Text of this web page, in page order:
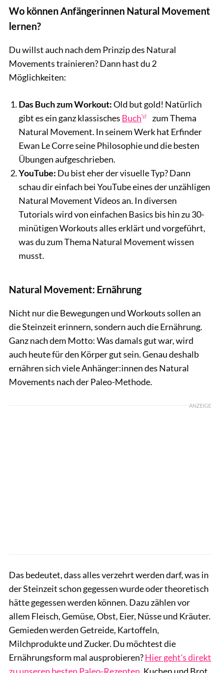
Wo können Anfängerinnen Natural Movement
lernen?
Du willst auch nach dem Prinzip des Natural
Movements trainieren? Dann hast du 2
Möglichkeiten:
Das Buch zum Workout:Old but gold! Natürlich
gibt es ein ganz klassisches Buch
zum Thema
Natural Movement. In seinem Werk hat Erfinder
Ewan Le Corre seine Philosophie und die besten
Übungen aufgeschrieben.
YouTube: Du bist eher der visuelle Typ? Dann
schau dir einfach bei YouTube eines der unzähligen
Natural Movement Videos an. In diversen
Tutorials wird von einfachen Basics bis hin zu 30-
minütigen Workouts alles erklärt und vorgeführt,
was du zum Thema Natural Movement wissen
musst.
Natural Movement: Ernährung
Nicht nur die Bewegungen und Workouts sollen an
die Steinzeit erinnern, sondern auch die Ernährung.
Ganz nach dem Motto: Was damals gut war, wird
auch heute für den Körper gut sein. Genau deshalb
ernähren sich viele Anhänger:innen des Natural
Movements nach der Paleo-Methode.
ANZEIGE
Das bedeutet, dass alles verzehrt werden darf, was in
der Steinzeit schon gegessen wurde oder theoretisch
hätte gegessen werden können. Dazu zählen vor
allem Fleisch, Gemüse, Obst, Eier, Nüsse und Kräuter.
Gemieden werden Getreide, Kartoffeln,
Milchprodukte und Zucker. Du möchtest die
Ernährungsform mal ausprobieren?Hier geht's direkt